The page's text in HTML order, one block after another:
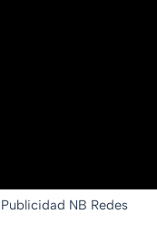
Publicidad NB Redes